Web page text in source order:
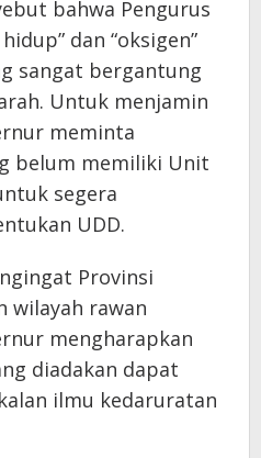
bahwa Pengurus
dan “oksigen”
sangat bergantung
Untuk menjamin
meminta
belum memiliki Unit
segera
UDD.
Provinsi
wilayah rawan
mengharapkan
diadakan dapat
ilmu kedaruratan